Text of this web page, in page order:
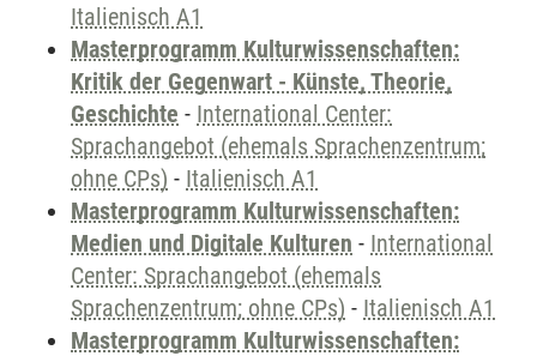
Italienisch A1
Masterprogramm Kulturwissenschaften:
Kritik der Gegenwart - Künste, Theorie,
Geschichte - International Center:
Sprachangebot (ehemals Sprachenzentrum;
ohne CPs) - Italienisch A1
Masterprogramm Kulturwissenschaften:
Medien und Digitale Kulturen - International
Center: Sprachangebot (ehemals
Sprachenzentrum; ohne CPs) - Italienisch A1
Masterprogramm Kulturwissenschaften: